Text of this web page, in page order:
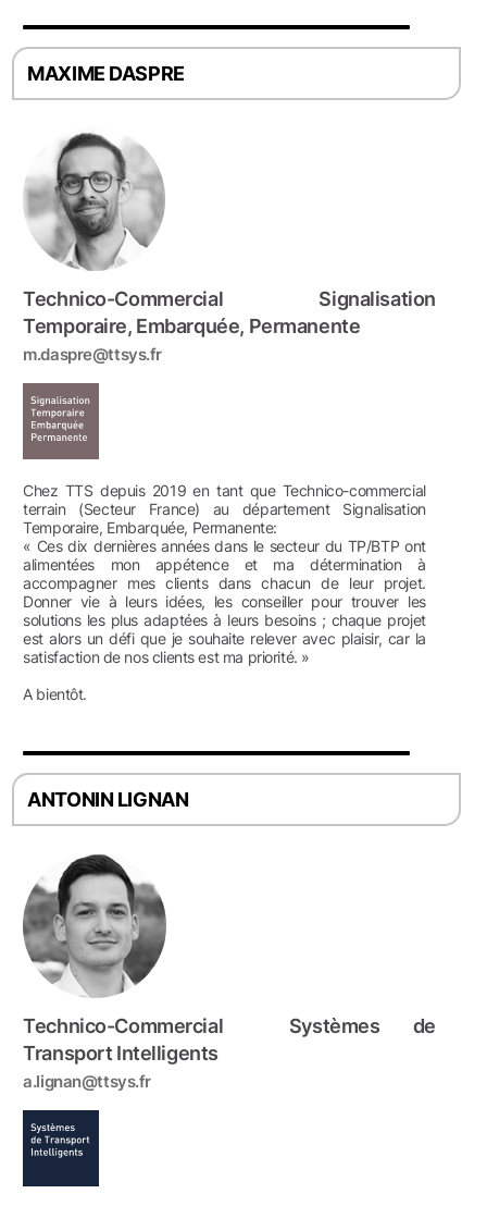
MAXIME DASPRE
Technico-Commercial Signalisation
Temporaire, Embarquée, Permanente
m.daspre@ttsys.fr
Chez TTS depuis 2019 en tant que Technico-commercial
terrain (Secteur France) au département Signalisation
Temporaire, Embarquée, Permanente:
« Ces dix dernières années dans le secteur du TP/BTP ont
alimentées mon appétence et ma détermination à
accompagner mes clients dans chacun de leur projet.
Donner vie à leurs idées, les conseiller pour trouver les
solutions les plus adaptées à leurs besoins ; chaque projet
est alors un défi que je souhaite relever avec plaisir, car la
satisfaction de nos clients est ma priorité. »
A bientôt.
ANTONIN LIGNAN
Technico-Commercial Systèmes de
Transport Intelligents
a.lignan@ttsys.fr